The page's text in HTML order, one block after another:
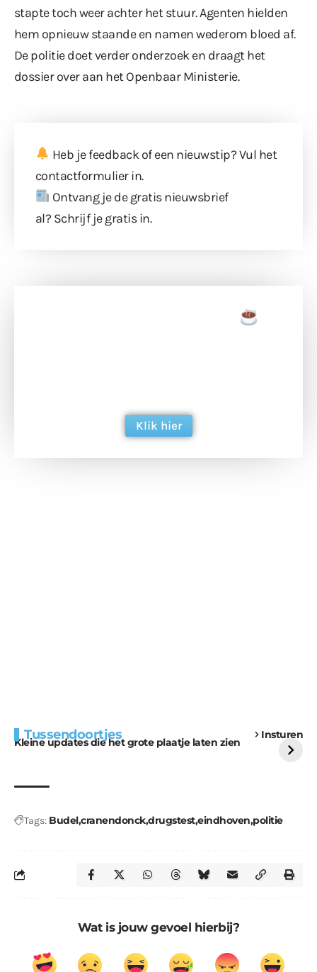
stapte toch weer achter het stuur. Agenten hielden
hem opnieuw staande en namen wederom bloed af.
De politie doet verder onderzoek en draagt het
dossier over aan het Openbaar Ministerie.
Heb je feedback of een nieuwstip? Vul het
contactformulierin.
Ontvang je de gratis nieuwsbrief
al? Schrijf je gratis in.
Klik hier
Tussendoortjes Insturen
Kleine updates die het grote plaatje laten zien
voor kabouters
uitdaging
Tags: Budelcranendonckdrugstesteindhoven politie
Wat is jouw gevoel hierbij?